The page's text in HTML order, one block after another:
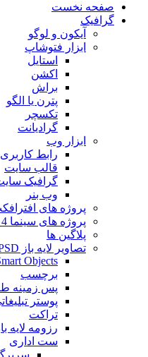
صفحه نخست
گرافیک
آیکون و لوگو
ابزار فتوشاپ
استایل
اکشن
براش
پترن یا الگو
تکسچر
گرادیانت
ابزار وب
رابط کاربری
قالب سایت
گرافیک
وب بنر
پروژه های
پروژه های سینما 4 بعدی
پلاگین ها
تصاویر لایه باز PSD
Objects
برچسب
پس زمینه
پوستر
تراکت
رزومه لایه
ست اداری